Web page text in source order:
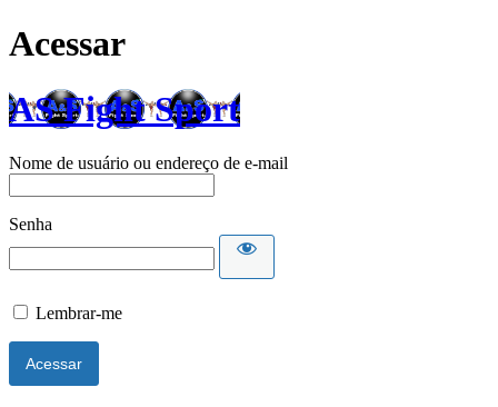
Acessar
AS Fight Sport
Nome de usuário ou endereço de e-mail
Senha
Lembrar-me